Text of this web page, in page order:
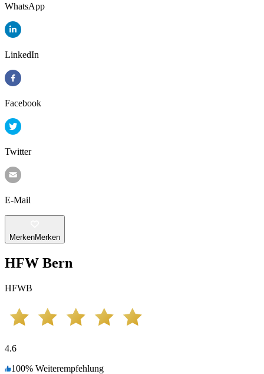
WhatsApp
LinkedIn
Facebook
Twitter
E-Mail
MerkenMerken
HFW Bern
HFWB
4.6
100% Weiterempfehlung